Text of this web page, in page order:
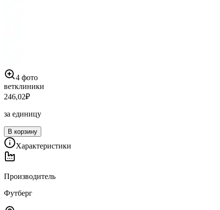
4 фото
ветклиники
246,02₽
за единицу
В корзину
Характеристики
Производитель
Футберг